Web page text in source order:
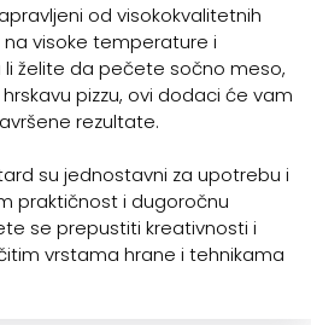
od visokokvalitetnih
visoke temperature i
li želite da pečete sočno meso,
pizzu, ovi dodaci će vam
rezultate.
su jednostavni za upotrebu i
praktičnost i dugoročnu
se prepustiti kreativnosti i
vrstama hrane i tehnikama